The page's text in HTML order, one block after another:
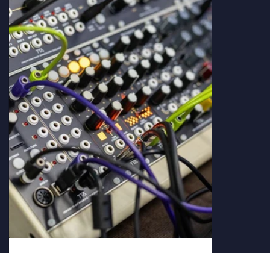
Farbspots in Türkis, Lila und Blau – die
„Erdbeere" versank für ein paar Minuten in
einem verträumten Meer aus Musik und
Farbe, das man in einer Kleingartenanlage
einfach nicht erwartet.